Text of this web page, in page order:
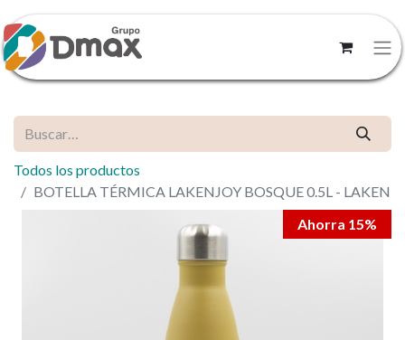
Todos los productos
BOTELLA TÉRMICA LAKENJOY BOSQUE 0.5L - LAKEN
Ahorra 15%